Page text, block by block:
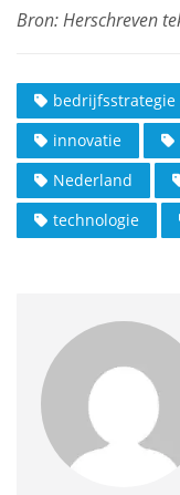
bedrijfsstrategie
innovatie
Nederland
technologie